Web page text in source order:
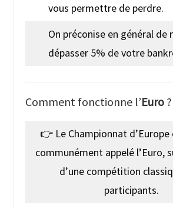
vous permettre de perdre.
On préconise en général de
dépasser 5% de votre
Comment fonctionne l’Euro ?
👉 Le Championnat
communément appelé l’Euro,
d’une compétition
participants.